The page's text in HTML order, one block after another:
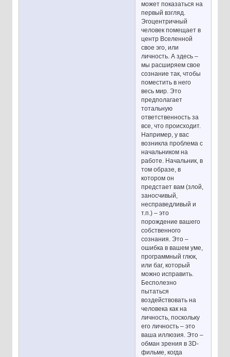
может показаться на
первый взгляд.
Эгоцентричный
человек помещает в
центр Вселенной
свое эго, или
личность. А здесь –
мы расширяем свое
сознание так, чтобы
поместить в него
весь мир. Это
предполагает
тотальную
ответственность за
все, что происходит.
Например, у вас
возникла проблема с
начальником на
работе. Начальник, в
том образе, в
котором он
предстает вам (злой,
заносчивый,
несправедливый и
т.п.) – это
порождение вашего
собственного
сознания. Это –
ошибка в вашем уме,
программный глюк,
или баг, который
можно исправить.
Бесполезно
пытаться
воздействовать на
человека как на
личность, поскольку
его личность – это
ваша иллюзия. Это –
обман зрения в 3D-
фильме, когда